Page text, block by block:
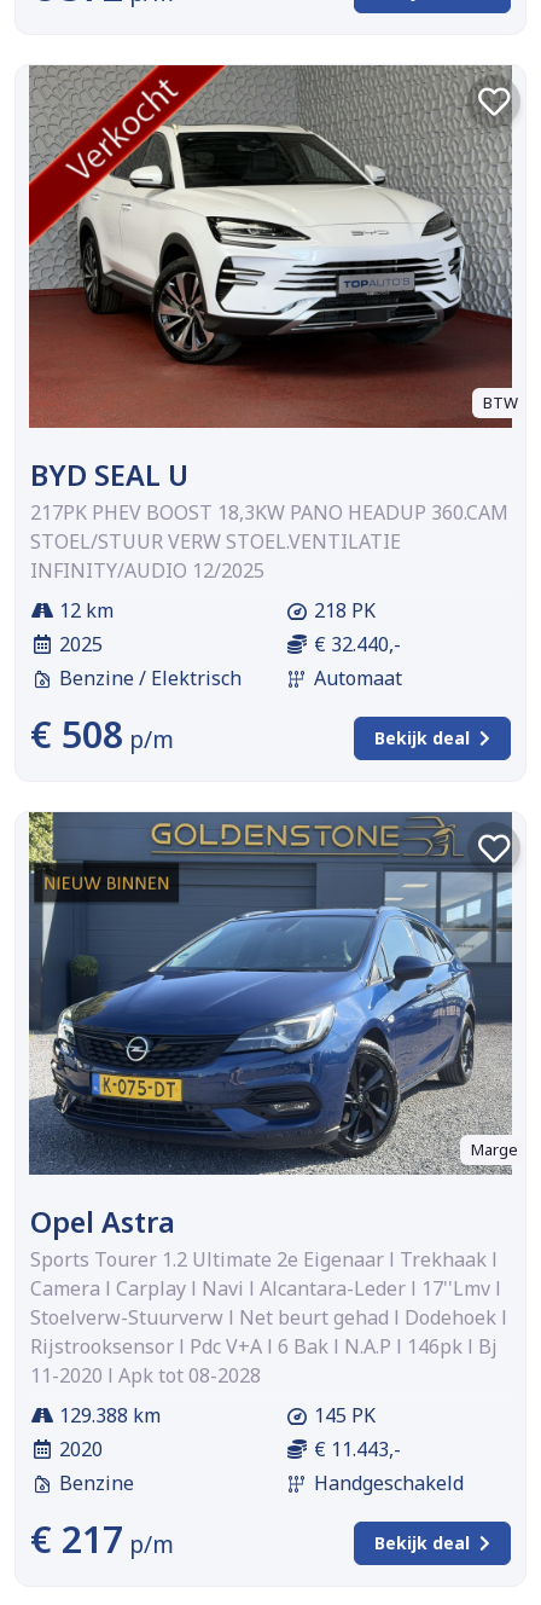
BTW
BYD SEAL U
217PK PHEV BOOST 18,3KW PANO HEADUP 360.CAM
STOEL/STUUR VERW STOEL.VENTILATIE
INFINITY/AUDIO 12/2025
12 km
2025
Benzine / Elektrisch
218 PK
€ 32.440,-
Automaat
€ 508 p/m Bekijk deal
Marge
Opel Astra
Sports Tourer 1.2 Ultimate 2e Eigenaar l Trekhaak l
Camera l Carplay l Navi l Alcantara-Leder l 17''Lmv l
Stoelverw-Stuurverw l Net beurt gehad l Dodehoek l
Rijstrooksensor l Pdc V+A l 6 Bak l N.A.P l 146pk l Bj
11-2020 l Apk tot 08-2028
129.388 km
2020
Benzine
145 PK
€ 11.443,-
Handgeschakeld
€ 217 p/m Bekijk deal